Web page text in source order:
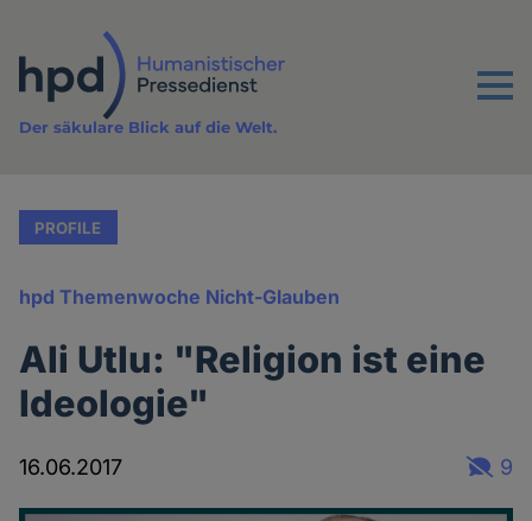
Inhalt
Menu
Der säkulare Blick auf die Welt.
PROFILE
hpd Themenwoche Nicht-Glauben
Ali Utlu: "Religion ist eine
Ideologie"
16.06.2017 9